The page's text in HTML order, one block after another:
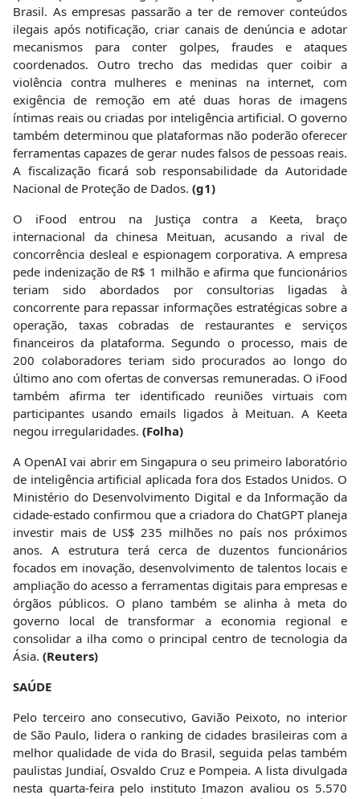
Brasil. As empresas passarão a ter de remover conteúdos
ilegais após notificação, criar canais de denúncia e adotar
mecanismos para conter golpes, fraudes e ataques
coordenados. Outro trecho das medidas quer coibir a
violência contra mulheres e meninas na internet, com
exigência de remoção em até duas horas de imagens
íntimas reais ou criadas por inteligência artificial. O governo
também determinou que plataformas não poderão oferecer
ferramentas capazes de gerar nudes falsos de pessoas reais.
A fiscalização ficará sob responsabilidade da Autoridade
Nacional de Proteção de Dados. (g1)
O iFood entrou na Justiça contra a Keeta, braço
internacional da chinesa Meituan, acusando a rival de
concorrência desleal e espionagem corporativa. A empresa
pede indenização de R$ 1 milhão e afirma que funcionários
teriam sido abordados por consultorias ligadas à
concorrente para repassar informações estratégicas sobre a
operação, taxas cobradas de restaurantes e serviços
financeiros da plataforma. Segundo o processo, mais de
200 colaboradores teriam sido procurados ao longo do
último ano com ofertas de conversas remuneradas. O iFood
também afirma ter identificado reuniões virtuais com
participantes usando emails ligados à Meituan. A Keeta
negou irregularidades. (Folha)
A OpenAI vai abrir em Singapura o seu primeiro laboratório
de inteligência artificial aplicada fora dos Estados Unidos. O
Ministério do Desenvolvimento Digital e da Informação da
cidade-estado confirmou que a criadora do ChatGPT planeja
investir mais de US$ 235 milhões no país nos próximos
anos. A estrutura terá cerca de duzentos funcionários
focados em inovação, desenvolvimento de talentos locais e
ampliação do acesso a ferramentas digitais para empresas e
órgãos públicos. O plano também se alinha à meta do
governo local de transformar a economia regional e
consolidar a ilha como o principal centro de tecnologia da
Ásia. (Reuters)
SAÚDE
Pelo terceiro ano consecutivo, Gavião Peixoto, no interior
de São Paulo, lidera o ranking de cidades brasileiras com a
melhor qualidade de vida do Brasil, seguida pelas também
paulistas Jundiaí, Osvaldo Cruz e Pompeia. A lista divulgada
nesta quarta-feira pelo instituto Imazon avaliou os 5.570